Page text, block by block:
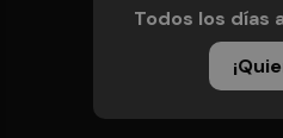
Todos los días